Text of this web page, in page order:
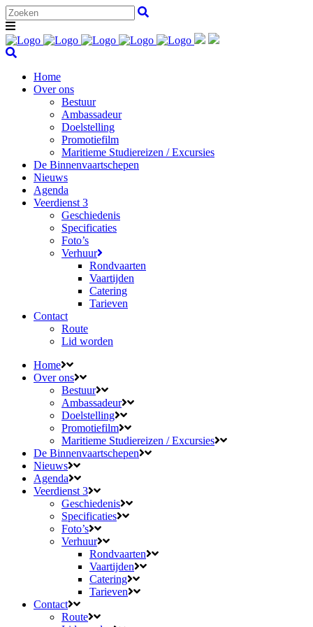
Home
Over ons
Bestuur
Ambassadeur
Doelstelling
Promotiefilm
Maritieme Studiereizen / Excursies
De Binnenvaartschepen
Nieuws
Agenda
Veerdienst 3
Geschiedenis
Specificaties
Foto’s
Verhuur
Rondvaarten
Vaartijden
Catering
Tarieven
Contact
Route
Lid worden
Home
Over ons
Bestuur
Ambassadeur
Doelstelling
Promotiefilm
Maritieme Studiereizen / Excursies
De Binnenvaartschepen
Nieuws
Agenda
Veerdienst 3
Geschiedenis
Specificaties
Foto’s
Verhuur
Rondvaarten
Vaartijden
Catering
Tarieven
Contact
Route